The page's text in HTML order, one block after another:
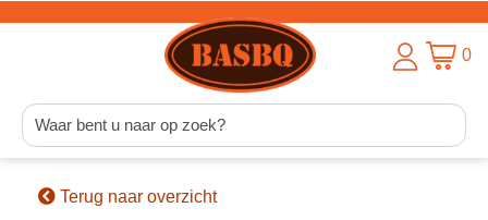
0
Terug naar overzicht